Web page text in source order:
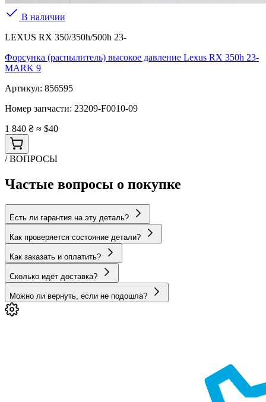
В наличии
LEXUS RX 350/350h/500h 23-
Форсунка (распылитель) высокое давление Lexus RX 350h 23-
MARK 9
Артикул: 856595
Номер запчасти: 23209-F0010-09
1 840 ₴ ≈ $40
/ ВОПРОСЫ
Частые вопросы о покупке
Есть ли гарантия на эту деталь?
Как проверяется состояние детали?
Как заказать и оплатить?
Сколько идёт доставка?
Можно ли вернуть, если не подошла?